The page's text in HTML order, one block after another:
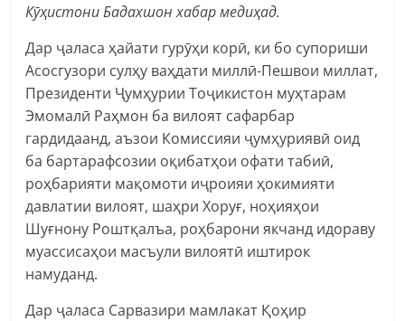
Кӯҳистони Бадахшон хабар медиҳад.
Дар ҷаласа ҳайати гурӯҳи корӣ, ки бо супориши
Асосгузори сулҳу ваҳдати миллӣ-Пешвои миллат,
Президенти Ҷумҳурии Тоҷикистон муҳтарам
Эмомалӣ Раҳмон ба вилоят сафарбар
гардидаанд, аъзои Комиссияи ҷумҳуриявӣ оид
ба бартарафсозии оқибатҳои офати табиӣ,
роҳбарияти мақомоти иҷроияи ҳокимияти
давлатии вилоят, шаҳри Хоруғ, ноҳияҳои
Шуғнону Роштқалъа, роҳбарони якчанд идораву
муассисаҳои масъули вилоятӣ иштирок
намуданд.
Дар ҷаласа Сарвазири мамлакат Қоҳир